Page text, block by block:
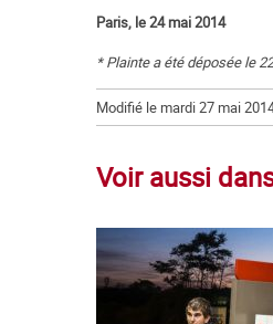
Paris, le 24 mai 2014
* Plainte a été déposée le
Modifié le mardi 27 mai
Voir aussi